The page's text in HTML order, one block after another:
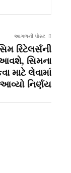
આગળની પોસ્ટ
રિટેલર્સની
સિમના
માટે લેવામાં
આવ્યો નિર્ણય